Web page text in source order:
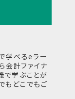
学べるeラー
会計ファイナ
で学ぶことが
もどこでもご